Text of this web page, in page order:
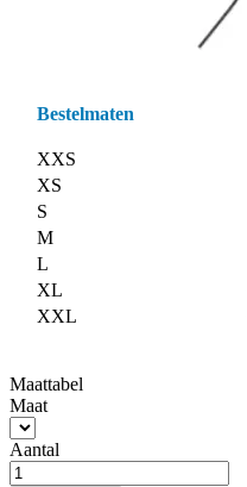
Bestelmaten
XXS
XS
S
M
L
XL
XXL
Maattabel
Maat
Aantal